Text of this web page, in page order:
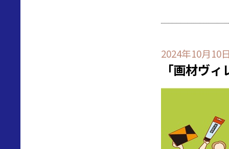
2024年10月10
「画材ヴ